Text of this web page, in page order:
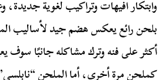
وابتكار افيهات وتراكيب لغوية
بلحن رائع يعكس هضم جيد لأساليب
أكثر على فنه وترك مشاكله جانبًا سوف
كملحن مرة أخرى، أما الملحن